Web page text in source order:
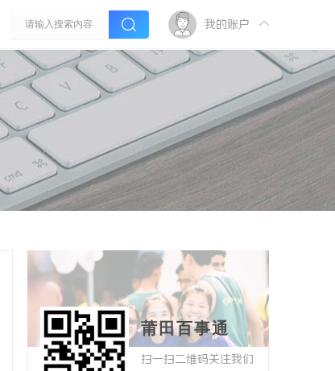
我的账户
莆田百事通
扫一扫二维码关注我们